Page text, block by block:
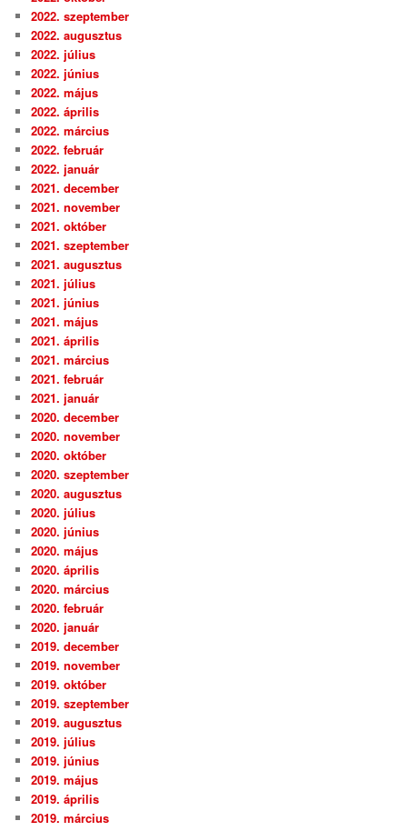
2022. szeptember
2022. augusztus
2022. július
2022. június
2022. május
2022. április
2022. március
2022. február
2022. január
2021. december
2021. november
2021. október
2021. szeptember
2021. augusztus
2021. július
2021. június
2021. május
2021. április
2021. március
2021. február
2021. január
2020. december
2020. november
2020. október
2020. szeptember
2020. augusztus
2020. július
2020. június
2020. május
2020. április
2020. március
2020. február
2020. január
2019. december
2019. november
2019. október
2019. szeptember
2019. augusztus
2019. július
2019. június
2019. május
2019. április
2019. március